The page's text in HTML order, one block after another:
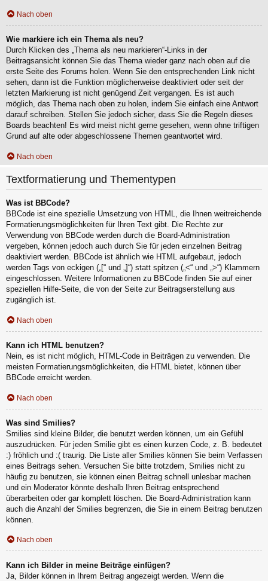
Nach oben
Wie markiere ich ein Thema als neu?
Durch Klicken des „Thema als neu markieren“-Links in der
Beitragsansicht können Sie das Thema wieder ganz nach oben auf die
erste Seite des Forums holen. Wenn Sie den entsprechenden Link nicht
sehen, dann ist die Funktion möglicherweise deaktiviert oder seit der
letzten Markierung ist nicht genügend Zeit vergangen. Es ist auch
möglich, das Thema nach oben zu holen, indem Sie einfach eine Antwort
darauf schreiben. Stellen Sie jedoch sicher, dass Sie die Regeln dieses
Boards beachten! Es wird meist nicht gerne gesehen, wenn ohne triftigen
Grund auf alte oder abgeschlossene Themen geantwortet wird.
Nach oben
Textformatierung und Thementypen
Was ist BBCode?
BBCode ist eine spezielle Umsetzung von HTML, die Ihnen weitreichende
Formatierungsmöglichkeiten für Ihren Text gibt. Die Rechte zur
Verwendung von BBCode werden durch die Board-Administration
vergeben, können jedoch auch durch Sie für jeden einzelnen Beitrag
deaktiviert werden. BBCode ist ähnlich wie HTML aufgebaut, jedoch
werden Tags von eckigen („[“ und „]“) statt spitzen („<“ und „>“) Klammern
eingeschlossen. Weitere Informationen zu BBCode finden Sie auf einer
speziellen Hilfe-Seite, die von der Seite zur Beitragserstellung aus
zugänglich ist.
Nach oben
Kann ich HTML benutzen?
Nein, es ist nicht möglich, HTML-Code in Beiträgen zu verwenden. Die
meisten Formatierungsmöglichkeiten, die HTML bietet, können über
BBCode erreicht werden.
Nach oben
Was sind Smilies?
Smilies sind kleine Bilder, die benutzt werden können, um ein Gefühl
auszudrücken. Für jeden Smilie gibt es einen kurzen Code, z. B. bedeutet
:) fröhlich und :( traurig. Die Liste aller Smilies können Sie beim Verfassen
eines Beitrags sehen. Versuchen Sie bitte trotzdem, Smilies nicht zu
häufig zu benutzen, sie können einen Beitrag schnell unlesbar machen
und ein Moderator könnte deshalb Ihren Beitrag entsprechend
überarbeiten oder gar komplett löschen. Die Board-Administration kann
auch die Anzahl der Smilies begrenzen, die Sie in einem Beitrag benutzen
können.
Nach oben
Kann ich Bilder in meine Beiträge einfügen?
Ja, Bilder können in Ihrem Beitrag angezeigt werden. Wenn die